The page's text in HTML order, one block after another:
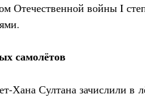
Отечественной войны I
самолётов
Хана Султана зачислили в